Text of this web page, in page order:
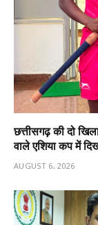
छत्तीसगढ़ की दो
वाले एशिया कप में
AUGUST 6, 2026